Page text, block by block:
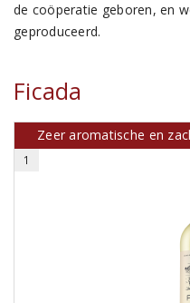
de coöperatie geboren, en
geproduceerd.
Ficada
Zeer aromatische en
1